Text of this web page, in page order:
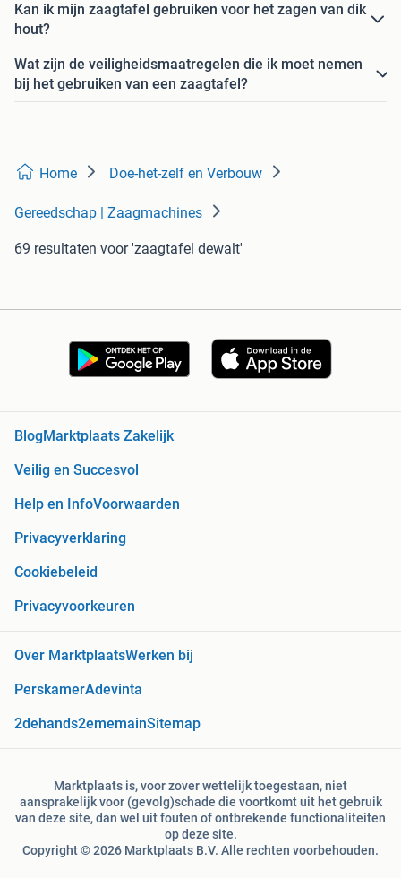
Kan ik mijn zaagtafel gebruiken voor het zagen van dik
hout?
Wat zijn de veiligheidsmaatregelen die ik moet nemen
bij het gebruiken van een zaagtafel?
Home Doe-het-zelf en Verbouw
Gereedschap | Zaagmachines
69 resultaten voor 'zaagtafel dewalt'
Blog Marktplaats Zakelijk
Veilig en Succesvol
Help en InfoVoorwaarden
Privacyverklaring
Cookiebeleid
Privacyvoorkeuren
Over MarktplaatsWerken bij
PerskamerAdevinta
2dehands2ememainSitemap
Marktplaats is, voor zover wettelijk toegestaan, niet
aansprakelijk voor (gevolg)schade die voortkomt uit het gebruik
van deze site, dan wel uit fouten of ontbrekende functionaliteiten
op deze site.
Copyright © 2026 Marktplaats B.V. Alle rechten voorbehouden.